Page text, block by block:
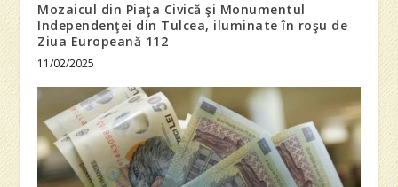
Mozaicul din Piaţa Civică şi Monumentul
Independenţei din Tulcea, iluminate în roşu de
Ziua Europeană 112
11/02/2025